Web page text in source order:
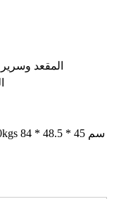
8) المقعد
1 مجموعة / كرتون N.w 12.80 G.w 14.30kgs 84 * 48.5 * 45 سم